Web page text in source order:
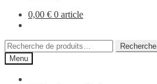
0,00 € 0 article
Recherche
pour :
Recherche
Menu